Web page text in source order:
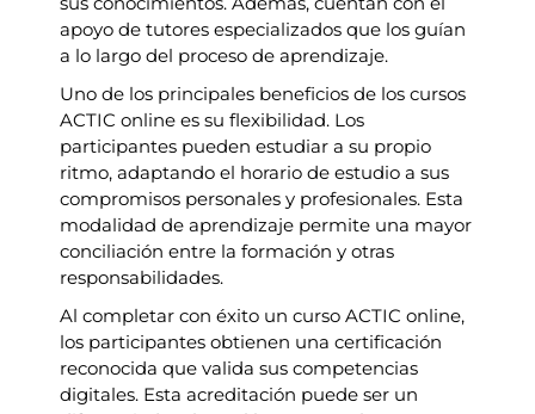
apoyo de tutores especializados que los guían
a lo largo del proceso de aprendizaje.
Uno de los principales beneficios de los cursos
ACTIC online es su flexibilidad. Los
participantes pueden estudiar a su propio
ritmo, adaptando el horario de estudio a sus
compromisos personales y profesionales. Esta
modalidad de aprendizaje permite una mayor
conciliación entre la formación y otras
responsabilidades.
Al completar con éxito un curso ACTIC online,
los participantes obtienen una certificación
reconocida que valida sus competencias
digitales. Esta acreditación puede ser un